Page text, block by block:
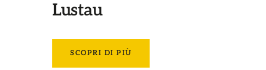
Lustau
SCOPRI DI PIÙ